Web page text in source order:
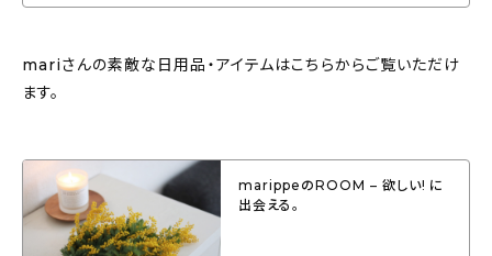
mariさんの素敵な日用品・アイテムはこちらからご覧いただけ
ます。
marippeのROOM – 欲しい! に
出会える。